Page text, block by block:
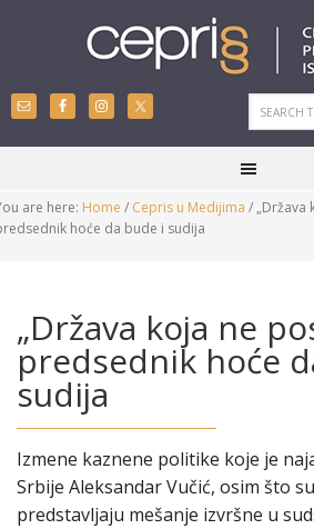
are here: Home / Cepris u Medijima / „Država
hoće da bude i sudija
„Država koja ne
predsednik hoće
sudija
Izmene kaznene politike koje je
Srbije Aleksandar Vučić, osim što
predstavljaju mešanje izvršne u